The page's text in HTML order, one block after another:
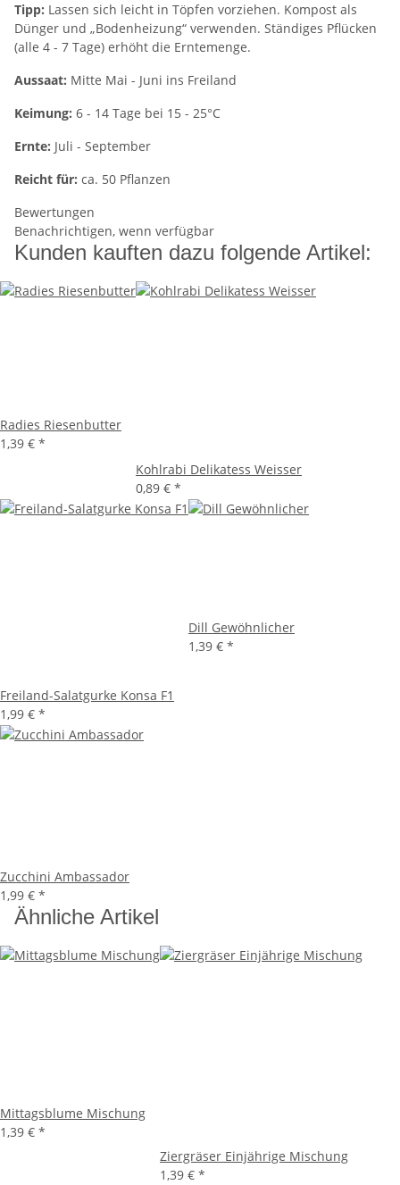
Tipp: Lassen sich leicht in Töpfen vorziehen. Kompost als
Dünger und „Bodenheizung“ verwenden. Ständiges Pflücken
(alle 4 - 7 Tage) erhöht die Erntemenge.
Aussaat: Mitte Mai - Juni ins Freiland
Keimung: 6 - 14 Tage bei 15 - 25°C
Ernte: Juli - September
Reicht für: ca. 50 Pflanzen
Bewertungen
Benachrichtigen, wenn verfügbar
Kunden kauften dazu folgende Artikel:
Radies Riesenbutter
1,39 € *
Kohlrabi Delikatess Weisser
0,89 € *
Freiland-Salatgurke Konsa F1
1,99 € *
Dill Gewöhnlicher
1,39 € *
Zucchini Ambassador
1,99 € *
Ähnliche Artikel
Mittagsblume Mischung
1,39 € *
Ziergräser Einjährige Mischung
1,39 € *